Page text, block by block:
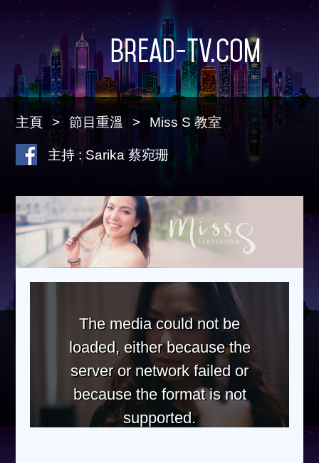
Bread-TV.com
主頁 節目重溫 Miss S 教室
主持 : Sarika 蔡宛珊
The media could not be
loaded, either because the
server or network failed or
because the format is not
supported.